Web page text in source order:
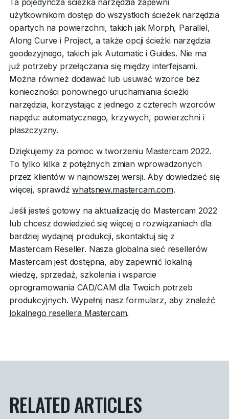
użytkownikom dostęp do wszystkich ścieżek narzędzia
opartych na powierzchni, takich jak Morph, Parallel,
Along Curve i Project, a także opcji ścieżki narzędzia
geodezyjnego, takich jak Automatic i Guides. Nie ma
już potrzeby przełączania się między interfejsami.
Można również dodawać lub usuwać wzorce bez
konieczności ponownego uruchamiania ścieżki
narzędzia, korzystając z jednego z czterech wzorców
napędu: automatycznego, krzywych, powierzchni i
płaszczyzny.
Dziękujemy za pomoc w tworzeniu Mastercam 2022.
To tylko kilka z potężnych zmian wprowadzonych
przez klientów w najnowszej wersji. Aby dowiedzieć się
więcej, sprawdźwhatsnew.mastercam.com.
Jeśli jesteś gotowy na aktualizację do Mastercam 2022
lub chcesz dowiedzieć się więcej o rozwiązaniach dla
bardziej wydajnej produkcji, skontaktuj się z
Mastercam Reseller. Nasza globalna sieć resellerów
Mastercam jest dostępna, aby zapewnić lokalną
wiedzę, sprzedaż, szkolenia i wsparcie
oprogramowania CAD/CAM dla Twoich potrzeb
produkcyjnych. Wypełnij nasz formularz, aby znaleźć
lokalnego resellera Mastercam.
RELATED ARTICLES